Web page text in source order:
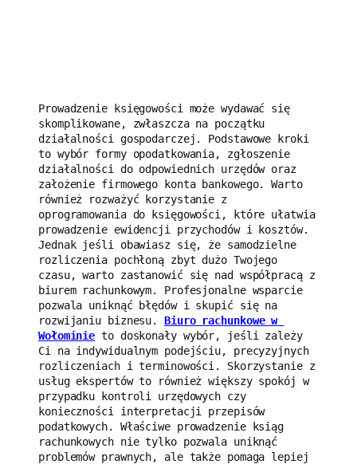
Prowadzenie księgowości może wydawać się
skomplikowane, zwłaszcza na początku
działalności gospodarczej. Podstawowe kroki
to wybór formy opodatkowania, zgłoszenie
działalności do odpowiednich urzędów oraz
założenie firmowego konta bankowego. Warto
również rozważyć korzystanie z
oprogramowania do księgowości, które ułatwia
prowadzenie ewidencji przychodów i kosztów.
Jednak jeśli obawiasz się, że samodzielne
rozliczenia pochłoną zbyt dużo Twojego
czasu, warto zastanowić się nad współpracą z
biurem rachunkowym. Profesjonalne wsparcie
pozwala uniknąć błędów i skupić się na
rozwijaniu biznesu. Biuro rachunkowe w
Wołominie to doskonały wybór, jeśli zależy
Ci na indywidualnym podejściu, precyzyjnych
rozliczeniach i terminowości. Skorzystanie z
usług ekspertów to również większy spokój w
przypadku kontroli urzędowych czy
konieczności interpretacji przepisów
podatkowych. Właściwe prowadzenie ksiąg
rachunkowych nie tylko pozwala uniknąć
problemów prawnych, ale także pomaga lepiej